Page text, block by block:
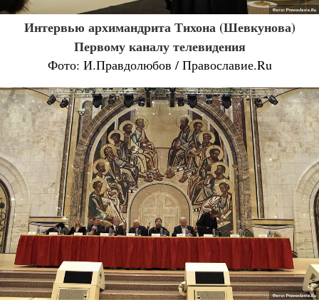
Интервью архимандрита Тихона (Шевкунова)
Первому каналу телевидения
Фото: И.Правдолюбов / Православие.Ru